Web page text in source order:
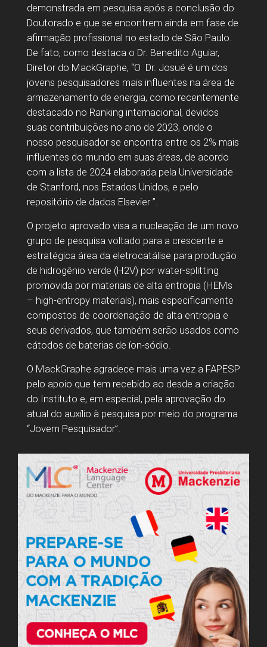
demonstrada em pesquisa após a conclusão do
Doutorado e que se encontrem ainda em fase de
afirmação profissional no estado de São Paulo.
De fato, como destaca o Dr. Benedito Aguiar,
Diretor do MackGraphe, “O Dr. Josué é um dos
jovens pesquisadores mais influentes na área de
armazenamento de energia, como recentemente
destacado no Ranking internacional, devidos
suas contribuições no ano de 2023, onde o
nosso pesquisador se encontra entre os 2% mais
influentes do mundo em suas áreas, de acordo
com a lista de 2024 elaborada pela Universidade
de Stanford, nos Estados Unidos, e pelo
repositório de dados Elsevier ”.
O projeto aprovado visa a nucleação de um novo
grupo de pesquisa voltado para a crescente e
estratégica área da eletrocatálise para produção
de hidrogênio verde (H2V) por water-splitting
promovida por materiais de alta entropia (HEMs
– high-entropy materials), mais especificamente
compostos de coordenação de alta entropia e
seus derivados, que também serão usados como
cátodos de baterias de íon-sódio.
O MackGraphe agradece mais uma vez a FAPESP
pelo apoio que tem recebido ao desde a criação
do Instituto e, em especial, pela aprovação do
atual do auxílio à pesquisa por meio do programa
“Jovem Pesquisador”.